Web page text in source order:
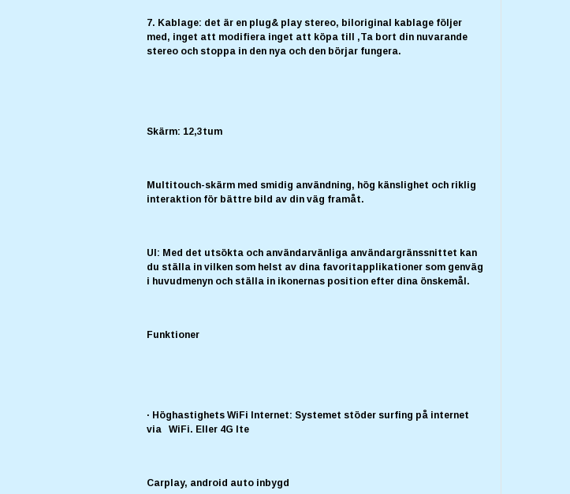
7. Kablage: det är en plug& play stereo, biloriginal kablage följer
med, inget att modifiera inget att köpa till ,Ta bort din nuvarande
stereo och stoppa in den nya och den börjar fungera.
Skärm: 12,3tum
Multitouch-skärm med smidig användning, hög känslighet och riklig
interaktion för bättre bild av din väg framåt.
UI: Med det utsökta och användarvänliga användargränssnittet kan
du ställa in vilken som helst av dina favoritapplikationer som genväg
i huvudmenyn och ställa in ikonernas position efter dina önskemål.
Funktioner
· Höghastighets WiFi Internet: Systemet stöder surfing på internet
via WiFi. Eller 4G lte
Carplay, android auto inbygd